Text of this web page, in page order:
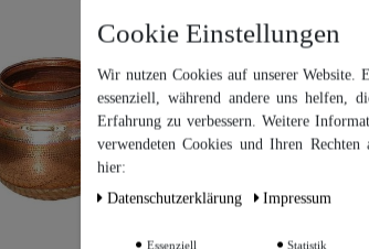
Top-Artikel
Wir nutzen Cookies auf unserer Website.
essenziell, während andere uns helfen,
Erfahrung zu verbessern. Weitere
unsererDaten­schutz­erklärungund unserem
Cookie Einstellungen
Wir nutzen Cookies auf unserer Website.
essenziell, während andere uns helfen,
Erfahrung zu verbessern. Weitere
verwendeten Cookies und Ihren
hier:
Daten­schutz­erklärung
Impressum
Essenziell Statistik